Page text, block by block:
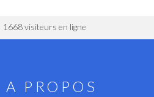
1668 visiteurs en ligne
A PROPOS